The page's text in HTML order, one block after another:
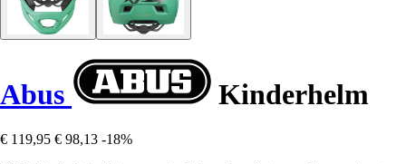
Abus Kinderhelm
€ 119,95 € 98,13 -18%